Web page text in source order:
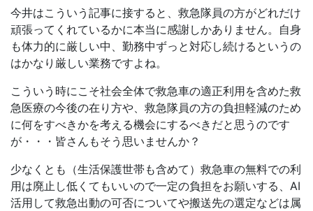
今井はこういう記事に接すると、救急隊員の方がどれだけ
頑張ってくれているかに本当に感謝しかありません。自身
も体力的に厳しい中、勤務中ずっと対応し続けるというの
はかなり厳しい業務ですよね。
こういう時にこそ社会全体で救急車の適正利用を含めた救
急医療の今後の在り方や、救急隊員の方の負担軽減のため
に何をすべきかを考える機会にするべきだと思うのです
が・・・皆さんもそう思いませんか？
少なくとも（生活保護世帯も含めて）救急車の無料での利
用は廃止し低くてもいいので一定の負担をお願いする、AI
活用して救急出動の可否についてや搬送先の選定などは属